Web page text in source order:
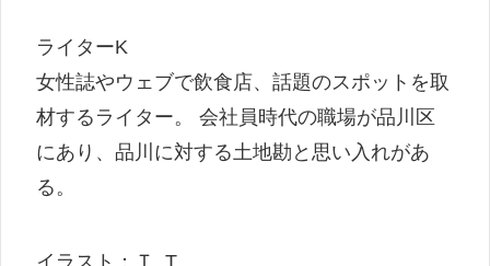
ライターK
女性誌やウェブで飲食店、話題のスポットを取
材するライター。 会社員時代の職場が品川区
にあり、品川に対する土地勘と思い入れがあ
る。